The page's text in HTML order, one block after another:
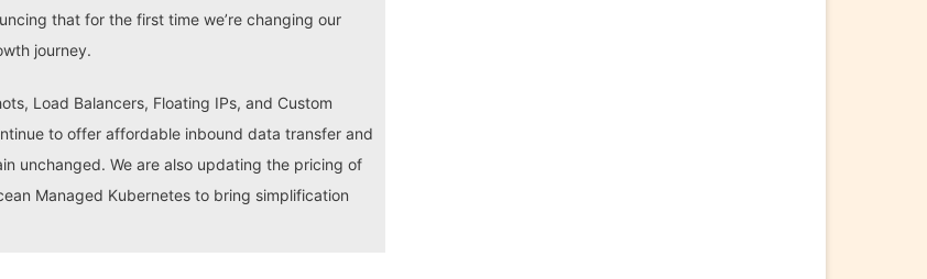
that for the first time we’re changing our
journey.
Load Balancers, Floating IPs, and Custom
to offer affordable inbound data transfer and
unchanged. We are also updating the pricing of
Managed Kubernetes to bring simplification